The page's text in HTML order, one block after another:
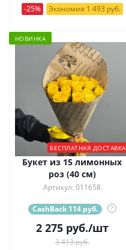
-25%
Экономия 1 493 руб.
НОВИНКА
БЕСПЛАТНАЯ ДОСТАВКА
Букет из 15 лимонных
роз (40 см)
Артикул: 011658
CashBack 114 руб. ?
2 275руб./шт
3 413 руб.